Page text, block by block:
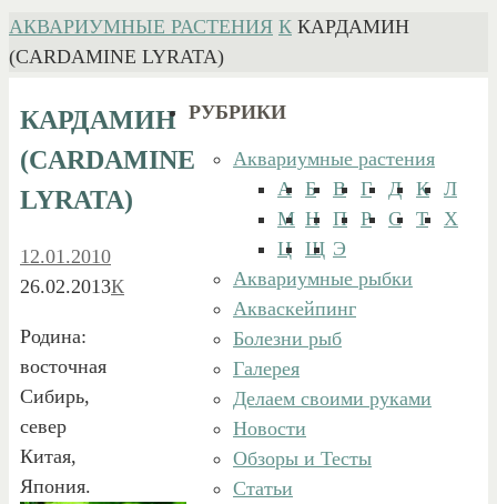
ГЛАВНАЯ
АКВАРИУМНЫЕ РАСТЕНИЯ К КАРДАМИН
(CARDAMINE LYRATA)
КАРДАМИН
(CARDAMINE
LYRATA)
12.01.2010
26.02.2013К
Родина:
восточная
Сибирь,
север
Китая,
Япония.
РУБРИКИ
Аквариумные растения
А Б В Г Д К
Л
М Н П Р С Т
Х
Ц Щ Э
Аквариумные рыбки
Акваскейпинг
Болезни рыб
Галерея
Делаем своими руками
Новости
Обзоры и Тесты
Статьи